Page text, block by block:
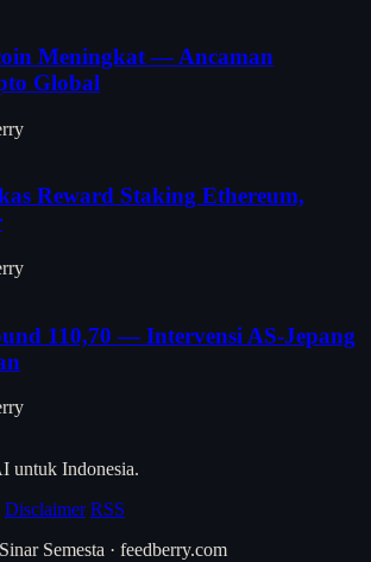
Meningkat — Ancaman
Global
Reward Staking Ethereum,
110,70 — Intervensi AS-Jepang
untuk Indonesia.
Disclaimer RSS
Semesta · feedberry.com